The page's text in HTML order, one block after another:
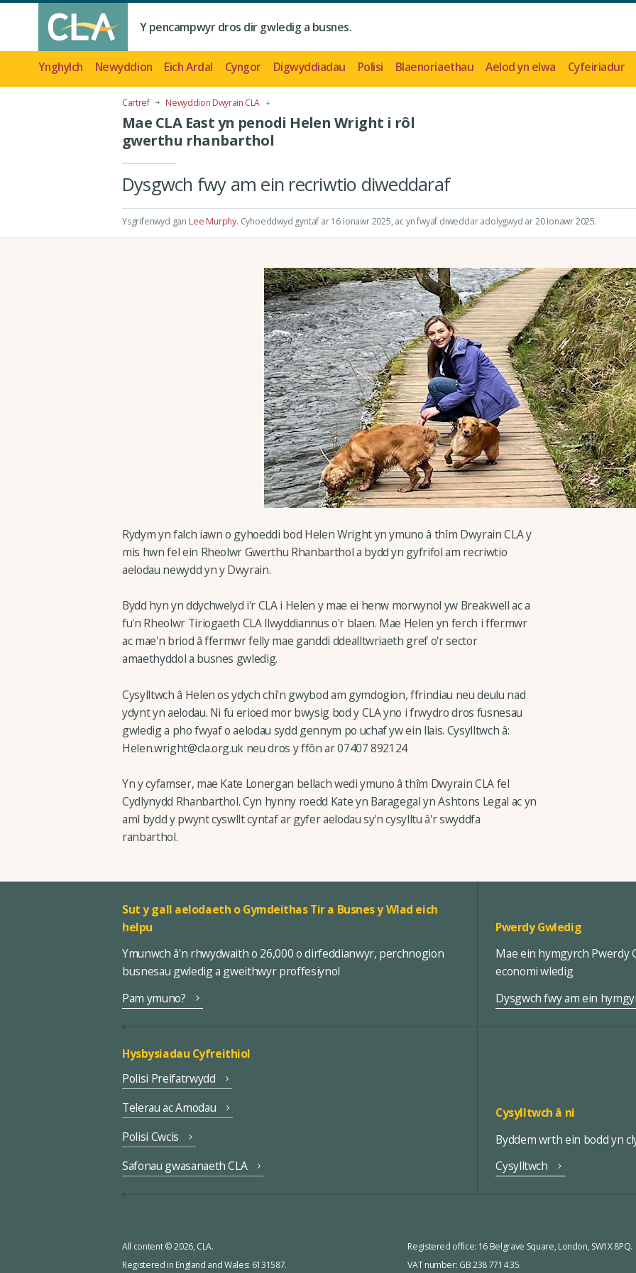
Y pencampwyr dros dir gwledig a busnes.
Ynghylch Newyddion Eich Ardal Cyngor Digwyddiadau Polisi Blaenoriaethau Aelod yn elwa Cyfeiriadur
Cartref Newyddion Dwyrain CLA
Mae CLA East yn penodi Helen Wright i rôl
gwerthu rhanbarthol
Dysgwch fwy am ein recriwtio diweddaraf
Ysgrifenwyd gan Lee Murphy. Cyhoeddwyd gyntaf ar 16 Ionawr 2025, ac yn fwyaf diweddar adolygwyd ar 20 Ionawr 2025.
Rydym yn falch iawn o gyhoeddi bod Helen Wright yn ymuno â thîm Dwyrain CLA y
mis hwn fel ein Rheolwr Gwerthu Rhanbarthol a bydd yn gyfrifol am recriwtio
aelodau newydd yn y Dwyrain.
Bydd hyn yn ddychwelyd i'r CLA i Helen y mae ei henw morwynol yw Breakwell ac a
fu'n Rheolwr Tiriogaeth CLA llwyddiannus o'r blaen. Mae Helen yn ferch i ffermwr
ac mae'n briod â ffermwr felly mae ganddi ddealltwriaeth gref o'r sector
amaethyddol a busnes gwledig.
Cysylltwch â Helen os ydych chi'n gwybod am gymdogion, ffrindiau neu deulu nad
ydynt yn aelodau. Ni fu erioed mor bwysig bod y CLA yno i frwydro dros fusnesau
gwledig a pho fwyaf o aelodau sydd gennym po uchaf yw ein llais. Cysylltwch â:
Helen.wright@cla.org.uk neu dros y ffôn ar 07407 892124
Yn y cyfamser, mae Kate Lonergan bellach wedi ymuno â thîm Dwyrain CLA fel
Cydlynydd Rhanbarthol. Cyn hynny roedd Kate yn Baragegal yn Ashtons Legal ac yn
aml bydd y pwynt cyswllt cyntaf ar gyfer aelodau sy'n cysylltu â'r swyddfa
ranbarthol.
Sut y gall aelodaeth o Gymdeithas Tir a Busnes y Wlad eich
helpu
Ymunwch â'n rhwydwaith o 26,000 o dirfeddianwyr, perchnogion
busnesau gwledig a gweithwyr proffesiynol
Pam ymuno?
Pwerdy Gwledig
Mae ein hymgyrch Pwerdy
economi wledig
Dysgwch fwy am ein
Hysbysiadau Cyfreithiol
Polisi Preifatrwydd
Telerau ac Amodau
Polisi Cwcis
Safonau gwasanaeth CLA
Cysylltwch â ni
Byddem wrth ein bodd yn
Cysylltwch
All content © 2026, CLA. Registered office: 16 Belgrave Square, London, SW1X 8PQ.
Registered in England and Wales: 6131587.
VAT number: GB 238 7714 35.